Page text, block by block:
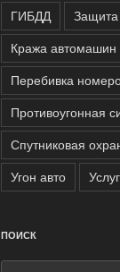
ГИБДД
Кража автомашин
Перебивка
Противоугонная
Спутниковая
Угон авто
ПОИСК